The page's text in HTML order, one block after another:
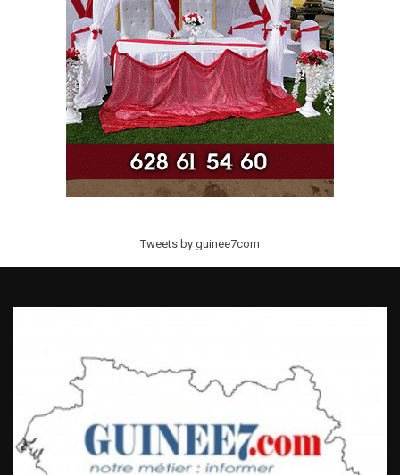
Tweets by guinee7com